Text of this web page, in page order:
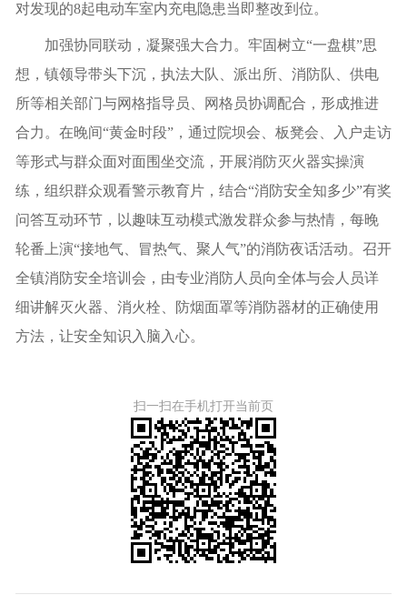
对发现的8起电动车室内充电隐患当即整改到位。
加强协同联动，凝聚强大合力。牢固树立“一盘棋”思
想，镇领导带头下沉，执法大队、派出所、消防队、供电
所等相关部门与网格指导员、网格员协调配合，形成推进
合力。在晚间“黄金时段”，通过院坝会、板凳会、入户走访
等形式与群众面对面围坐交流，开展消防灭火器实操演
练，组织群众观看警示教育片，结合“消防安全知多少”有奖
问答互动环节，以趣味互动模式激发群众参与热情，每晚
轮番上演“接地气、冒热气、聚人气”的消防夜话活动。召开
全镇消防安全培训会，由专业消防人员向全体与会人员详
细讲解灭火器、消火栓、防烟面罩等消防器材的正确使用
方法，让安全知识入脑入心。
扫一扫在手机打开当前页